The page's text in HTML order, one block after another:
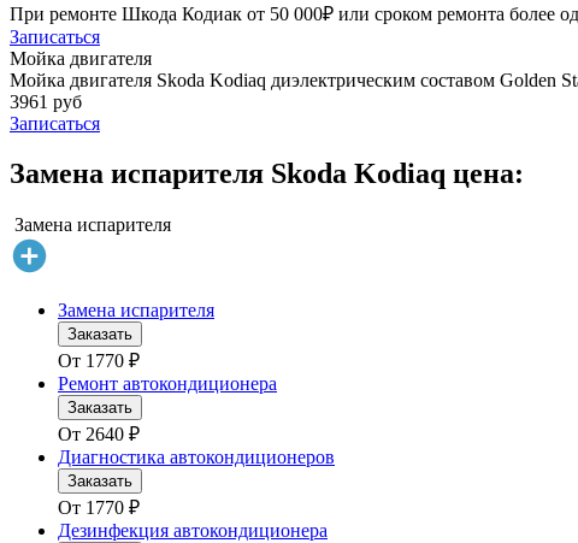
При ремонте Шкода Кодиак от 50 000₽ или сроком ремонта более
Записаться
Мойка двигателя
Мойка двигателя Skoda Kodiaq диэлектрическим составом Golden
3961 руб
Записаться
Замена испарителя Skoda Kodiaq цена:
Замена испарителя
Замена испарителя
Заказать
От 1770 ₽
Ремонт автокондиционера
Заказать
От 2640 ₽
Диагностика автокондиционеров
Заказать
От 1770 ₽
Дезинфекция автокондиционера